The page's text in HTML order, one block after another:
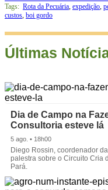
Tags: Rota da Pecuária, expedição,
custos, boi gordo
Últimas
Dia de Campo na
Consultoria esteve lá
5 ago. • 18h00
Diego Rossin, coordenador
palestra sobre o Circuito Cria
Pará.